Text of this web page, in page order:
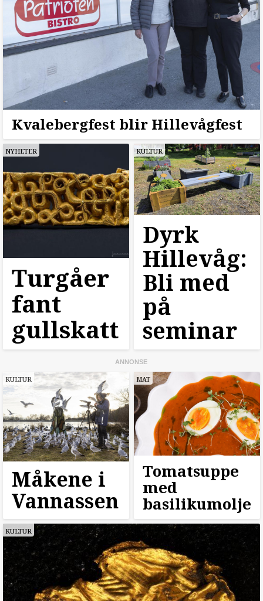
Kvalebergfest blir Hillevågfest
NYHETER
Turgåer
fant
gullskatt
KULTUR
Dyrk
Hillevåg:
Bli med
på
seminar
KULTUR
Måkene i
Vannassen
MAT
Tomatsuppe
med
basilikumolje
KULTUR